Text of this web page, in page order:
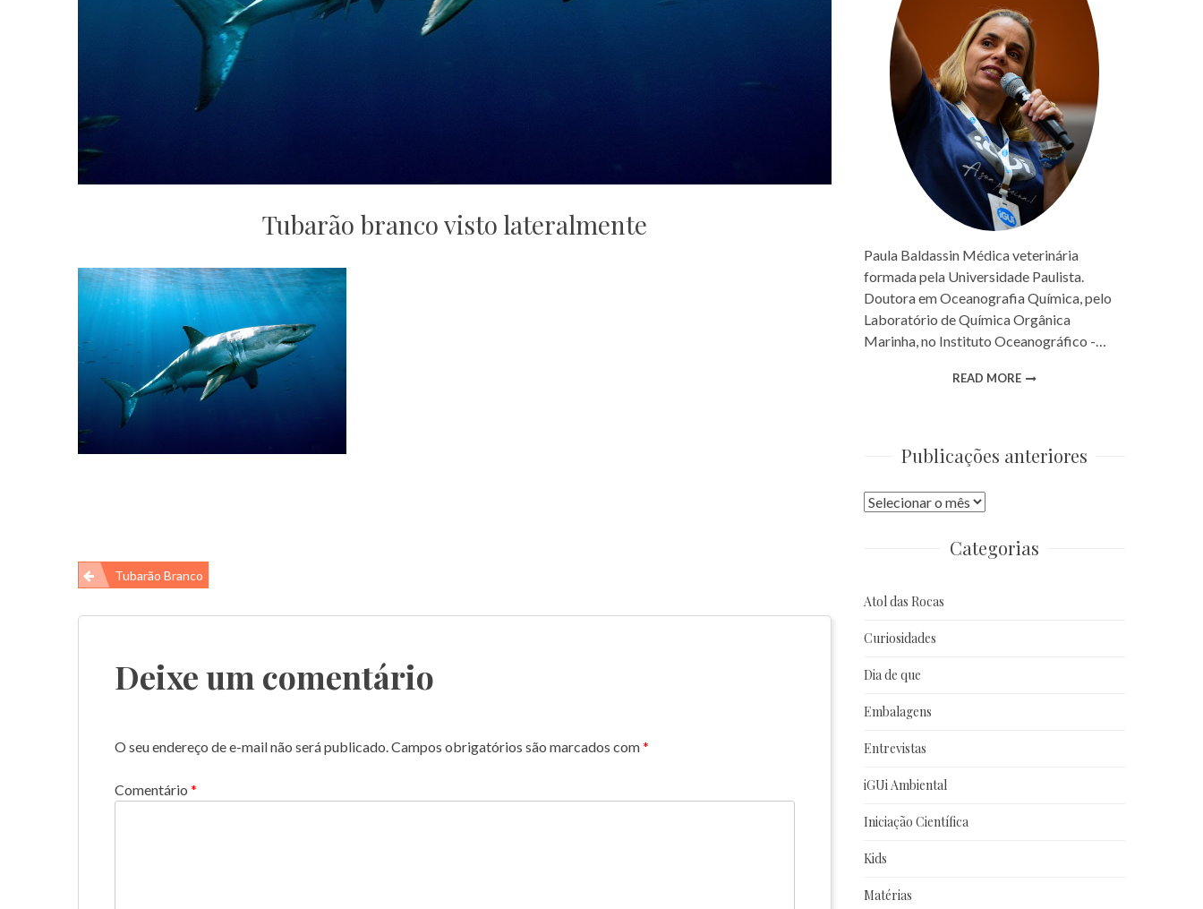
Tubarão branco visto lateralmente
Navegação
de
Tubarão Branco
Deixe um comentário
O seu endereço de e-mail não será publicado. Campos obrigatórios são marcados com*
Comentário *
Paula Baldassin Médica veterinária
formada pela Universidade Paulista.
Doutora em Oceanografia Química, pelo
Laboratório de Química Orgânica
Marinha, no Instituto Oceanográfico -…
READ MORE
Publicações anteriores
Publicações
Categorias
Atol das Rocas
Curiosidades
Dia de que
Embalagens
Entrevistas
iGUi Ambiental
Iniciação Científica
Kids
Matérias